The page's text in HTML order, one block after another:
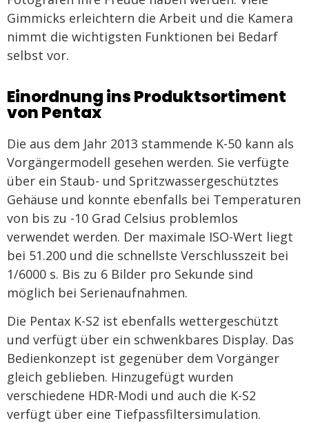
Gimmicks erleichtern die Arbeit und die Kamera
nimmt die wichtigsten Funktionen bei Bedarf
selbst vor.
Einordnung ins Produktsortiment
von Pentax
Die aus dem Jahr 2013 stammende K-50 kann als
Vorgängermodell gesehen werden. Sie verfügte
über ein Staub- und Spritzwassergeschütztes
Gehäuse und konnte ebenfalls bei Temperaturen
von bis zu -10 Grad Celsius problemlos
verwendet werden. Der maximale ISO-Wert liegt
bei 51.200 und die schnellste Verschlusszeit bei
1/6000 s. Bis zu 6 Bilder pro Sekunde sind
möglich bei Serienaufnahmen.
Die Pentax K-S2 ist ebenfalls wettergeschützt
und verfügt über ein schwenkbares Display. Das
Bedienkonzept ist gegenüber dem Vorgänger
gleich geblieben. Hinzugefügt wurden
verschiedene HDR-Modi und auch die K-S2
verfügt über eine Tiefpassfiltersimulation.